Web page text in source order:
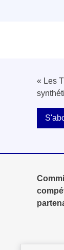
« Les